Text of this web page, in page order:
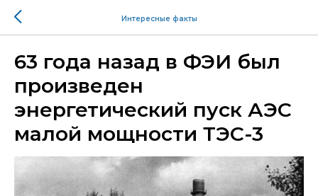
Интересные факты
63 года назад в ФЭИ был
произведен
энергетический пуск АЭС
малой мощности ТЭС-3